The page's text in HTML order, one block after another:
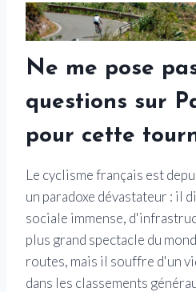
Ne me pose
questions sur
pour cette
Le cyclisme français est
un paradoxe dévastateur : il
sociale immense,
plus grand spectacle du
routes, mais il souffre d'un
dans les classements